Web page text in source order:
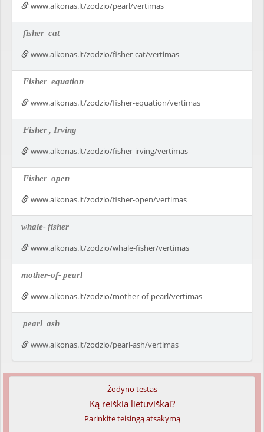
www.alkonas.lt/zodzio/pearl/vertimas
fisher cat
www.alkonas.lt/zodzio/fisher-cat/vertimas
Fisher equation
www.alkonas.lt/zodzio/fisher-equation/vertimas
Fisher, Irving
www.alkonas.lt/zodzio/fisher-irving/vertimas
Fisher open
www.alkonas.lt/zodzio/fisher-open/vertimas
whale-fisher
www.alkonas.lt/zodzio/whale-fisher/vertimas
mother-of-pearl
www.alkonas.lt/zodzio/mother-of-pearl/vertimas
pearl ash
www.alkonas.lt/zodzio/pearl-ash/vertimas
Žodyno testas
Ką reiškia lietuviškai?
Parinkite teisingą atsakymą